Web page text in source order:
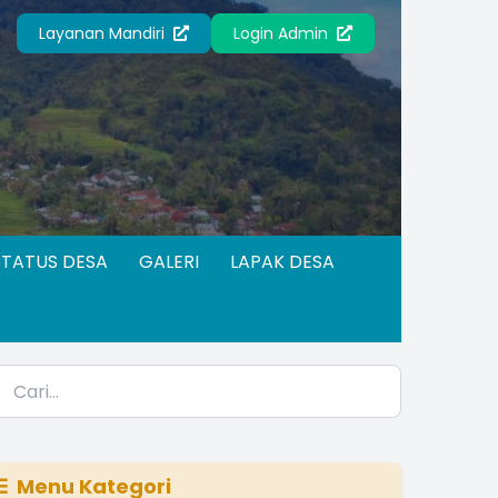
Layanan Mandiri Login Admin
DESA GALERI LAPAK DESA
Menu Kategori